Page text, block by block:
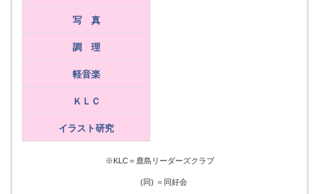
写 真
調 理
軽音楽
ＫＬＣ
イラスト研究
※KLC＝鹿島リーダーズクラブ
(同) ＝同好会